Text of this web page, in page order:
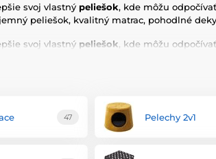
svoj vlastný peliešok, kde môžu
peliešok, kvalitný matrac, pohodlné
svoj vlastný peliešok, kde môžu
47 Pelechy 2v1